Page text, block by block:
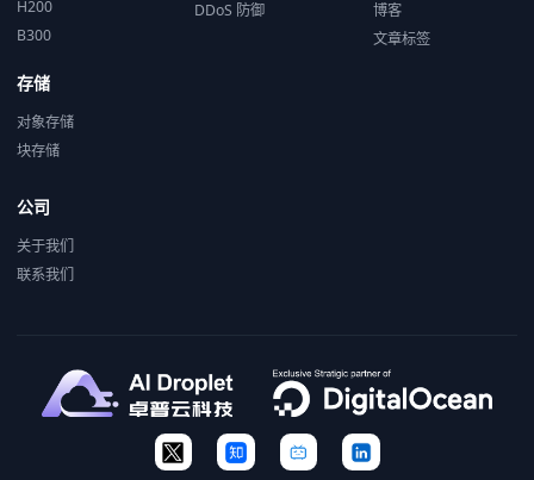
H200
B300
存储
对象存储
块存储
DDoS 防御
博客
文章标签
公司
关于我们
联系我们